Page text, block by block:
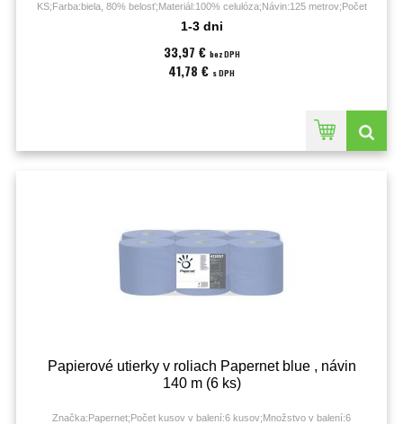
KS;Farba:biela, 80% belosť;Materiál:100% celulóza;Návin:125 metrov;Počet
1-3 dni
33,97 € bez DPH
41,78 € s DPH
Papierové utierky v roliach Papernet blue , návin
140 m (6 ks)
Značka:Papernet;Počet kusov v balení:6 kusov;Množstvo v balení:6